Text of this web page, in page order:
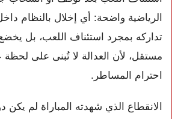
الرياضية واضحة: أي إخلال بالنظام
تداركه بمجرد استئناف اللعب، بل يخضع
مستقل، لأن العدالة لا تُبنى على لحظة
احترام المساطر.
الانقطاع الذي شهدته المباراة لم يكن